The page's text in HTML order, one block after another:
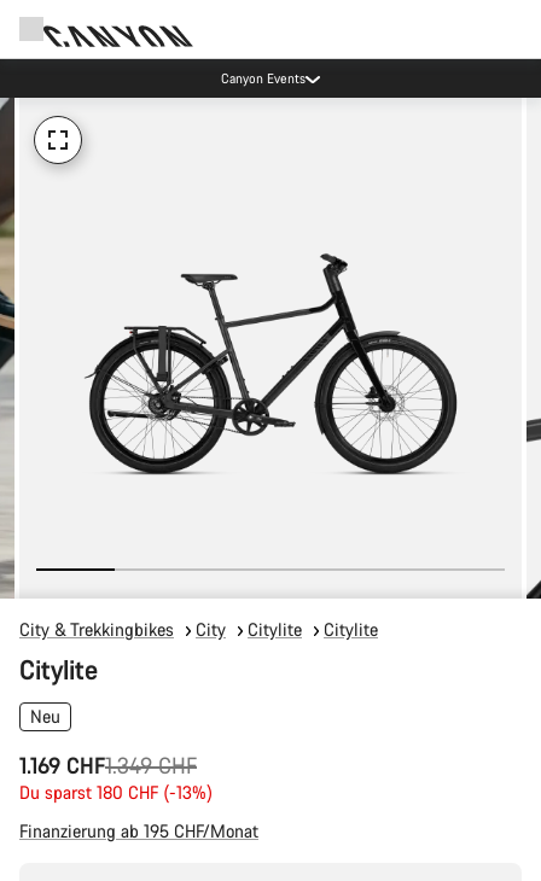
Jetzt geöffnet: E-Performance Center Koblenz
City & Trekkingbikes City Citylite Citylite
Citylite
Neu
1.169 CHF
Ursprungspreis
1.349 CHF
Du sparst 180 CHF (-13%)
Finanzierung ab 195 CHF/Monat